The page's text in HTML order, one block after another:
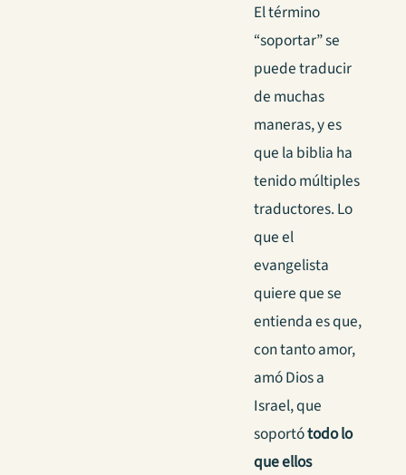
El término
“soportar” se
puede traducir
de muchas
maneras, y es
que la biblia ha
tenido múltiples
traductores. Lo
que el
evangelista
quiere que se
entienda es que,
con tanto amor,
amó Dios a
Israel, que
soportótodo lo
que ellos